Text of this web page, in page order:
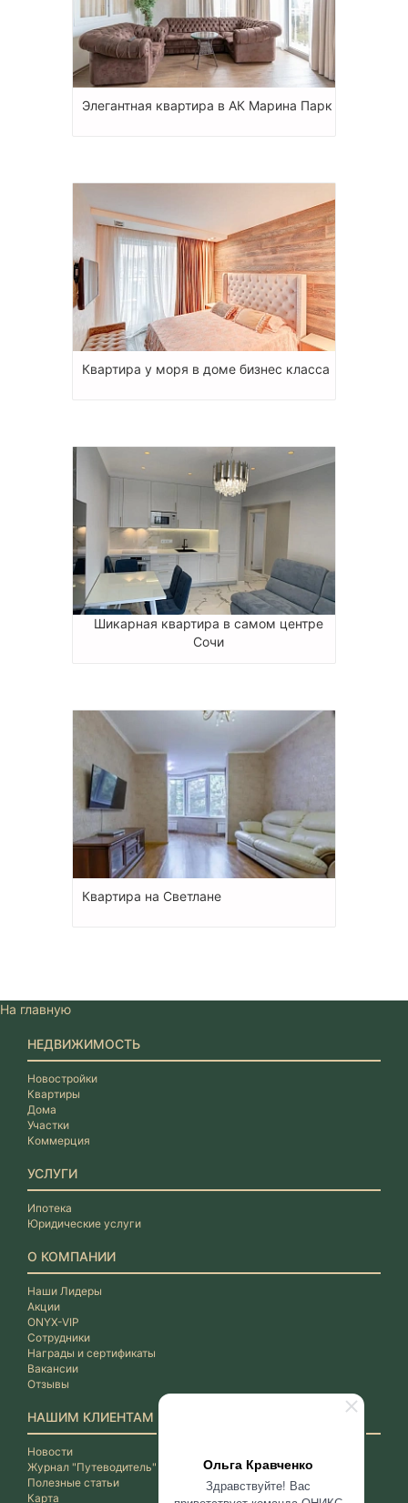
Ольга Кравченко
Здравствуйте! Вас
Элегантная квартира в АК Марина Парк
Квартира у моря в доме бизнес класса
Шикарная квартира в самом центре
Сочи
Квартира на Светлане
На главную
НЕДВИЖИМОСТЬ
Новостройки
Квартиры
Дома
Участки
Коммерция
УСЛУГИ
Ипотека
Юридические услуги
О КОМПАНИИ
Наши Лидеры
Акции
ONYX-VIP
Сотрудники
Награды и сертификаты
Вакансии
Отзывы
НАШИМ КЛИЕНТАМ
Новости
Журнал "Путеводитель"
Полезные статьи
Карта